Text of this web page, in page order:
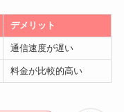
デメリット
通信速度が遅い
料金が比較的高い